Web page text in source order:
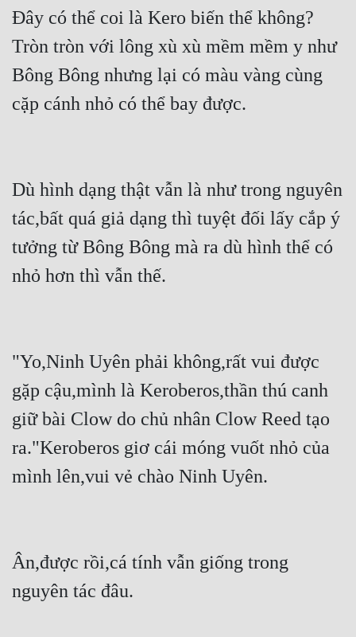
Đây có thể coi là Kero biến thể không?
Tròn tròn với lông xù xù mềm mềm y như
Bông Bông nhưng lại có màu vàng cùng
cặp cánh nhỏ có thể bay được.
Dù hình dạng thật vẫn là như trong nguyên
tác,bất quá giả dạng thì tuyệt đối lấy cắp ý
tưởng từ Bông Bông mà ra dù hình thể có
nhỏ hơn thì vẫn thế.
"Yo,Ninh Uyên phải không,rất vui được
gặp cậu,mình là Keroberos,thần thú canh
giữ bài Clow do chủ nhân Clow Reed tạo
ra."Keroberos giơ cái móng vuốt nhỏ của
mình lên,vui vẻ chào Ninh Uyên.
Ân,được rồi,cá tính vẫn giống trong
nguyên tác đâu.